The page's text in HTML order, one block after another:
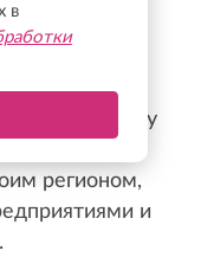
эту
скорость
несут службу
регионом,
и
в